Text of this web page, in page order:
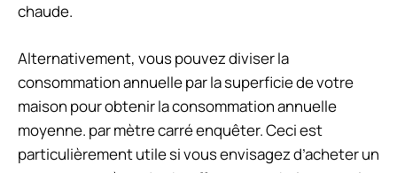
chaude.
Alternativement, vous pouvez diviser la
consommation annuelle par la superficie de votre
maison pour obtenir la consommation annuelle
moyenne. par mètre carréenquêter. Ceci est
particulièrement utile si vous envisagez d’acheter un